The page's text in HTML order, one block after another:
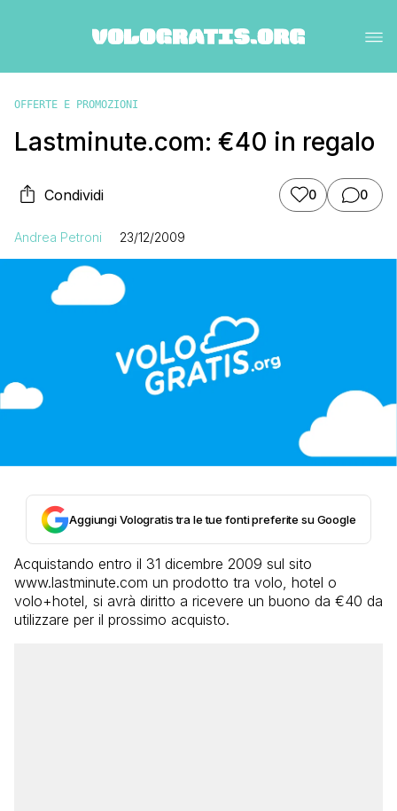
OFFERTE E PROMOZIONI
Lastminute.com: €40 in regalo
Condividi 0 0
Andrea Petroni 23/12/2009
Aggiungi Vologratis tra le tue fonti preferite su Google
Acquistando entro il 31 dicembre 2009 sul sito
www.lastminute.com un prodotto tra volo, hotel o
volo+hotel, si avrà diritto a ricevere un buono da €40 da
utilizzare per il prossimo acquisto.